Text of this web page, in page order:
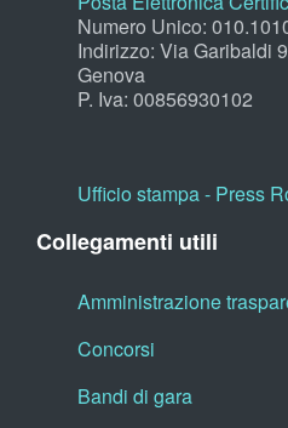
Numero Unico:
Indirizzo: Via Garibaldi
Genova
P. Iva: 00856930102
Ufficio stampa - Press
Collegamenti utili
Amministrazione
Concorsi
Bandi di gara